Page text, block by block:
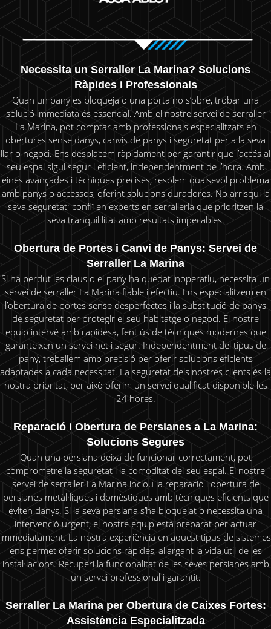
Necessita un Serraller La Marina? Solucions
Ràpides i Professionals
Quan un pany es bloqueja o una porta no s’obre, trobar una
solució immediata és essencial. Amb el nostre servei de serraller
La Marina, pot comptar amb professionals especialitzats en
obertures sense danys, canvis de panys i seguretat per a la seva
llar o negoci. Ens desplacem ràpidament per garantir que l’accés al
seu espai sigui segur i eficient, independentment de l’hora. Amb
eines avançades i tècniques precises, resolem qualsevol problema
amb panys o accessos, oferint solucions duradores. No arrisqui la
seva seguretat; confiï en experts en serralleria que prioritzen la
seva tranquil·litat amb resultats impecables.
Obertura de Portes i Canvi de Panys: Servei de
Serraller La Marina
Si ha perdut les claus o el pany ha quedat inoperatiu, necessita un
servei de serraller La Marina fiable i efectiu. Ens especialitzem en
l’obertura de portes sense desperfectes i la substitució de panys
de seguretat per protegir el seu habitatge o negoci. El nostre
equip intervé amb rapidesa, fent ús de tècniques modernes que
garanteixen un servei net i segur. Independentment del tipus de
pany, treballem amb precisió per oferir solucions eficients
adaptades a cada necessitat. La seguretat dels nostres clients és la
nostra prioritat, per això oferim un servei qualificat disponible les
24 hores.
Reparació i Obertura de Persianes a La Marina:
Solucions Segures
Quan una persiana deixa de funcionar correctament, pot
comprometre la seguretat i la comoditat del seu espai. El nostre
servei de serraller La Marina inclou la reparació i obertura de
persianes metàl·liques i domèstiques amb tècniques eficients que
eviten danys. Si la seva persiana s’ha bloquejat o necessita una
intervenció urgent, el nostre equip està preparat per actuar
immediatament. La nostra experiència en aquest tipus de sistemes
ens permet oferir solucions ràpides, allargant la vida útil de les
instal·lacions. Recuperi la funcionalitat de les seves persianes amb
un servei professional i garantit.
Serraller La Marina per Obertura de Caixes Fortes:
Assistència Especialitzada